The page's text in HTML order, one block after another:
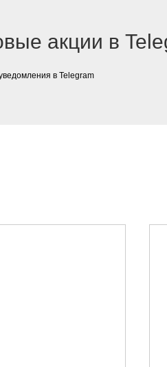
акции в
в Telegram